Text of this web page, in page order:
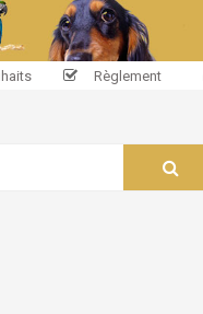
Règlement